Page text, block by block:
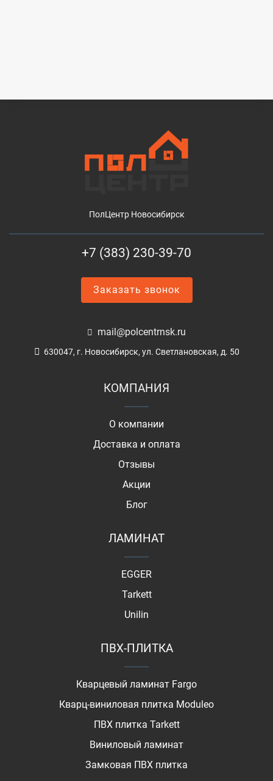
ПолЦентр Новосибирск
+7 (383) 230-39-70
Заказать звонок
mail@polcentrnsk.ru
630047, г. Новосибирск, ул. Светлановская, д. 50
КОМПАНИЯ
О компании
Доставка и оплата
Отзывы
Акции
Блог
ЛАМИНАТ
EGGER
Tarkett
Unilin
ПВХ-ПЛИТКА
Кварцевый ламинат Fargo
Кварц-виниловая плитка Moduleo
ПВХ плитка Tarkett
Виниловый ламинат
Замковая ПВХ плитка